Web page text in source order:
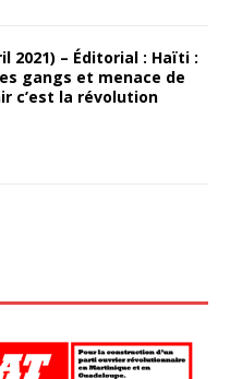
2021) – Éditorial : Haïti :
gangs et menace de
c’est la révolution